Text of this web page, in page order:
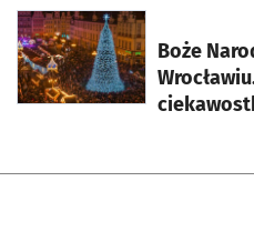
Boże
otworzy się w nowej karcie